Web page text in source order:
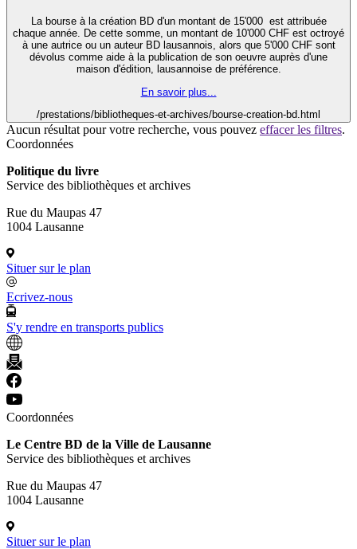
La bourse à la création BD d'un montant de 15'000 est attribuée
chaque année. De cette somme, un montant de 10'000 CHF est octroyé
à une autrice ou un auteur BD lausannois, alors que 5'000 CHF sont
dévolus comme aide à la publication de son oeuvre auprès d'une
maison d'édition, lausannoise de préférence.
En savoir plus...
/prestations/bibliotheques-et-archives/bourse-creation-bd.html
Aucun résultat pour votre recherche, vous pouvez effacer les filtres.
Coordonnées
Politique du livre
Service des bibliothèques et archives
Rue du Maupas 47
1004 Lausanne
Situer sur le plan
Ecrivez-nous
S'y rendre en transports publics
Coordonnées
Le Centre BD de la Ville de Lausanne
Service des bibliothèques et archives
Rue du Maupas 47
1004 Lausanne
Situer sur le plan